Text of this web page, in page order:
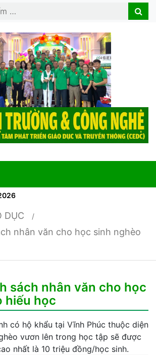
Search
DỤC
nhân văn cho học sinh nghèo
sách nhân văn cho học
hiếu học
có hộ khẩu tại Vĩnh Phúc thuộc diện
vươn lên trong học tập sẽ được
nhất là 10 triệu đồng/học sinh.